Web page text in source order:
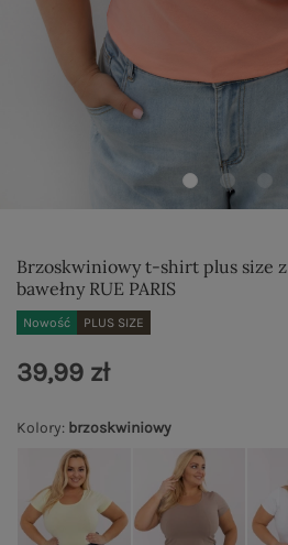
Brzoskwiniowy t-shirt plus size z
bawełny RUE PARIS
Nowość PLUS SIZE
Kolory: brzoskwiniowy
39,99 zł